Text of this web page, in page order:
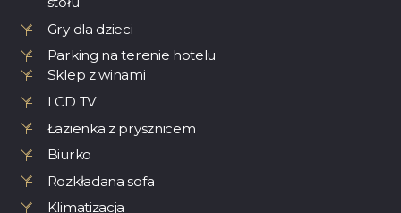
Gry dla dzieci
Parking na terenie hotelu
Sklep z winami
LCD TV
Łazienka z prysznicem
Biurko
Rozkładana sofa
Klimatizacja